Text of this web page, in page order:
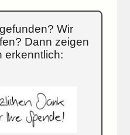
Wir
Dann zeigen
erkenntlich: